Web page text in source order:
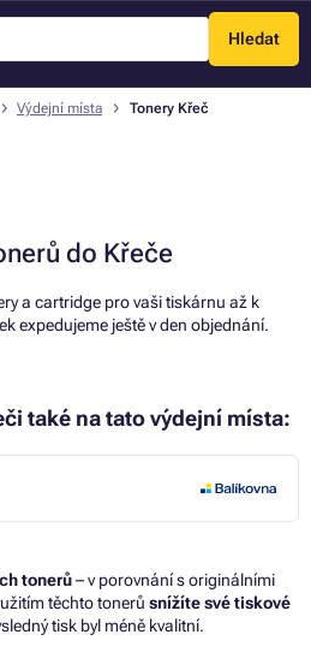
Hledat
Menu
Výdejní místa Tonery Křeč
do Křeče
a cartridge pro vaši tiskárnu až k
expedujeme ještě v den objednání.
také na tato výdejní místa:
tonerů– v porovnání s originálními
těchto tonerů snížíte své tiskové
tisk byl méně kvalitní.